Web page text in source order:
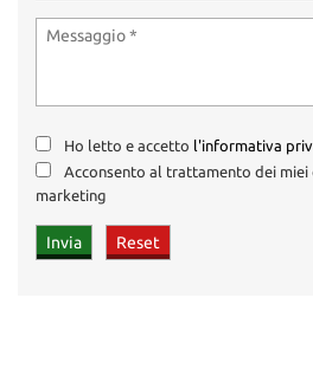
Ho letto e accetto l'informativa
Acconsento al trattamento dei
marketing